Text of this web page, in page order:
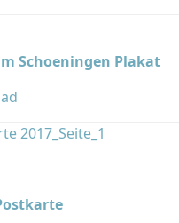
Schoeningen Plakat